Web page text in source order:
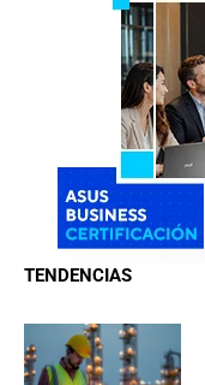
TENDENCIAS